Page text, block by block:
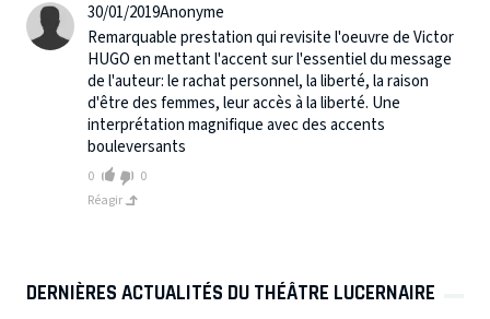
30/01/2019Anonyme
Remarquable prestation qui revisite l'oeuvre de Victor
HUGO en mettant l'accent sur l'essentiel du message
de l'auteur: le rachat personnel, la liberté, la raison
d'être des femmes, leur accès à la liberté. Une
interprétation magnifique avec des accents
bouleversants
0
0
Réagir
DERNIÈRES ACTUALITÉS DU THÉÂTRE LUCERNAIRE